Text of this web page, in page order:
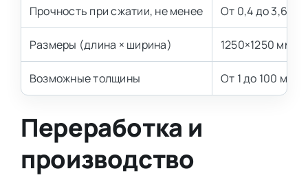
Прочность при сжатии, не менее От 0,4 до 3,60
Размеры (длина × ширина) 1250×1250 мм,
Возможные толщины От 1 до 100 мм
Переработка и
производство